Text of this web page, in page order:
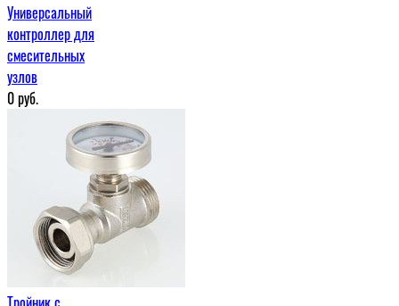
Универсальный
контроллер для
смесительных
узлов
0руб.